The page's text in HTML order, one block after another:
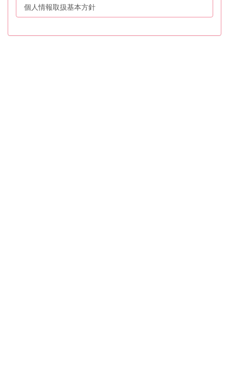
個人情報取扱基本方針